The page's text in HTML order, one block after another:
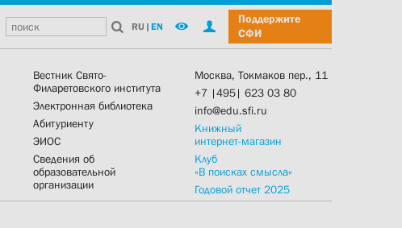
RU | EN
Поддержите
СФИ
Вестник Свято-
Филаретовского института
Электронная библиотека
Абитуриенту
ЭИОС
Сведения об
образовательной
организации
Москва, Токмаков пер., 11
+7 |495| 623 03 80
info@edu.sfi.ru
Книжный
интернет-магазин
Клуб
«В поисках смысла»
Годовой отчет 2025